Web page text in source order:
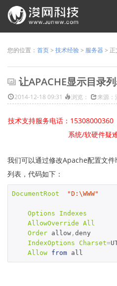
您的位置： 首页> 技术经验> 服务器 > 正
让APACHE显示目录
2014-12-18 09:31 浏览： 来源：
技术支持服务电话：15308000360
系统/软硬件疑
我们可以通过修改Apache配置文
列表，代码如下：
DocumentRoot "D:\WWW"
Options
Indexes
AllowOverride All
Order allow , deny
IndexOptions Charset=
Allow from all